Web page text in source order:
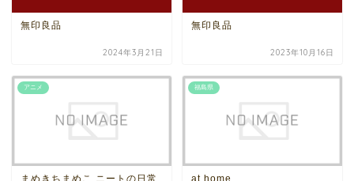
無印良品
2024年3月21日
無印良品
2023年10月16日
アニメ
まめきちまめこ ニートの日常
福島県
at home